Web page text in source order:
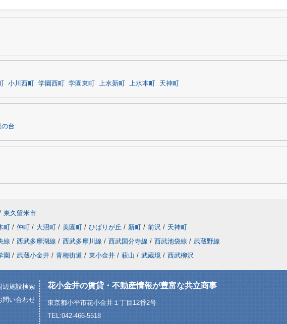
小川西町 学園西町 学園東町 上水新町 上水本町 天神町
の台
東久留米市
町 / 仲町 / 大沼町 / 美園町 / ひばりが丘 / 新町 / 前沢 / 天神町
線 / 西武多摩湖線 / 西武多摩川線 / 西武国分寺線 / 西武池袋線 / 武蔵野線
園 / 武蔵小金井 / 青梅街道 / 東小金井 / 萩山 / 武蔵境 / 西武柳沢
辺施設検索
問い合わせ
花小金井の賃貸・不動産情報が豊富な共立商事
東京都小平市花小金井１丁目12番2号
TEL:042-466-5518